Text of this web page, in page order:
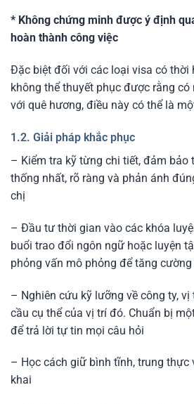
* Không chứng minh được ý định
hoàn thành công việc
Đặc biệt đối với các loại visa có thời
không thể thuyết phục được rằng có
với quê hương, điều này có thể là
1.2. Giải pháp khắc phục
– Kiểm tra kỹ từng chi tiết, đảm bảo
thống nhất, rõ ràng và phản ánh
chị
– Đầu tư thời gian vào các khóa
buổi trao đổi ngôn ngữ hoặc luyện
phỏng vấn mô phỏng để tăng
– Nghiên cứu kỹ lưỡng về công ty, vị
cầu cụ thể của vị trí đó. Chuẩn bị
để trả lời tự tin mọi câu hỏi
– Học cách giữ bình tĩnh, trung thực
khai